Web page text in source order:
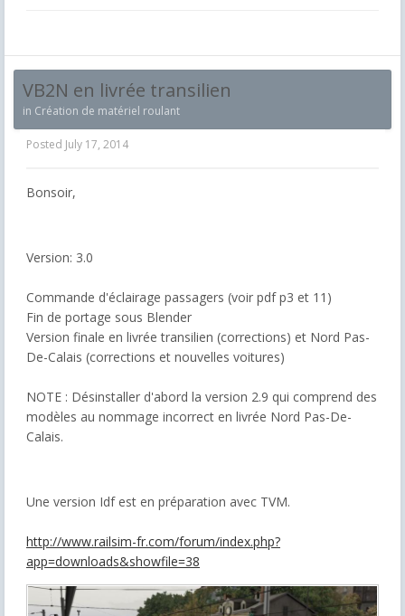
VB2N en livrée transilien
in Création de matériel roulant
Posted July 17, 2014
Bonsoir,
Version: 3.0
Commande d'éclairage passagers (voir pdf p3 et 11)
Fin de portage sous Blender
Version finale en livrée transilien (corrections) et Nord Pas-
De-Calais (corrections et nouvelles voitures)
NOTE : Désinstaller d'abord la version 2.9 qui comprend des
modèles au nommage incorrect en livrée Nord Pas-De-
Calais.
Une version Idf est en préparation avec TVM.
http://www.railsim-fr.com/forum/index.php?
app=downloads&showfile=38